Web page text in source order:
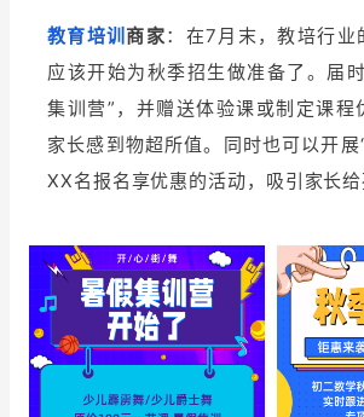
教育培训 商家：在7月末，教培行业
应该开始为秋季招生做准备了。届
集训营”，并赠送体验课或制定课程
家长感到物超所值。同时也可以开展
XX名报名享优惠的活动，吸引家长给